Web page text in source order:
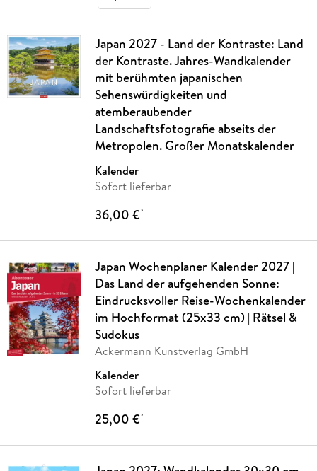
Japan 2027 - Land der Kontraste: Land
der Kontraste. Jahres-Wandkalender
mit berühmten japanischen
Sehenswürdigkeiten und
atemberaubender
Landschaftsfotografie abseits der
Metropolen. Großer Monatskalender
Kalender
Sofort lieferbar
36,00 €*
Japan Wochenplaner Kalender 2027 |
Das Land der aufgehenden Sonne:
Eindrucksvoller Reise-Wochenkalender
im Hochformat (25x33 cm) | Rätsel &
Sudokus
Ackermann Kunstverlag GmbH
Kalender
Sofort lieferbar
25,00 €*